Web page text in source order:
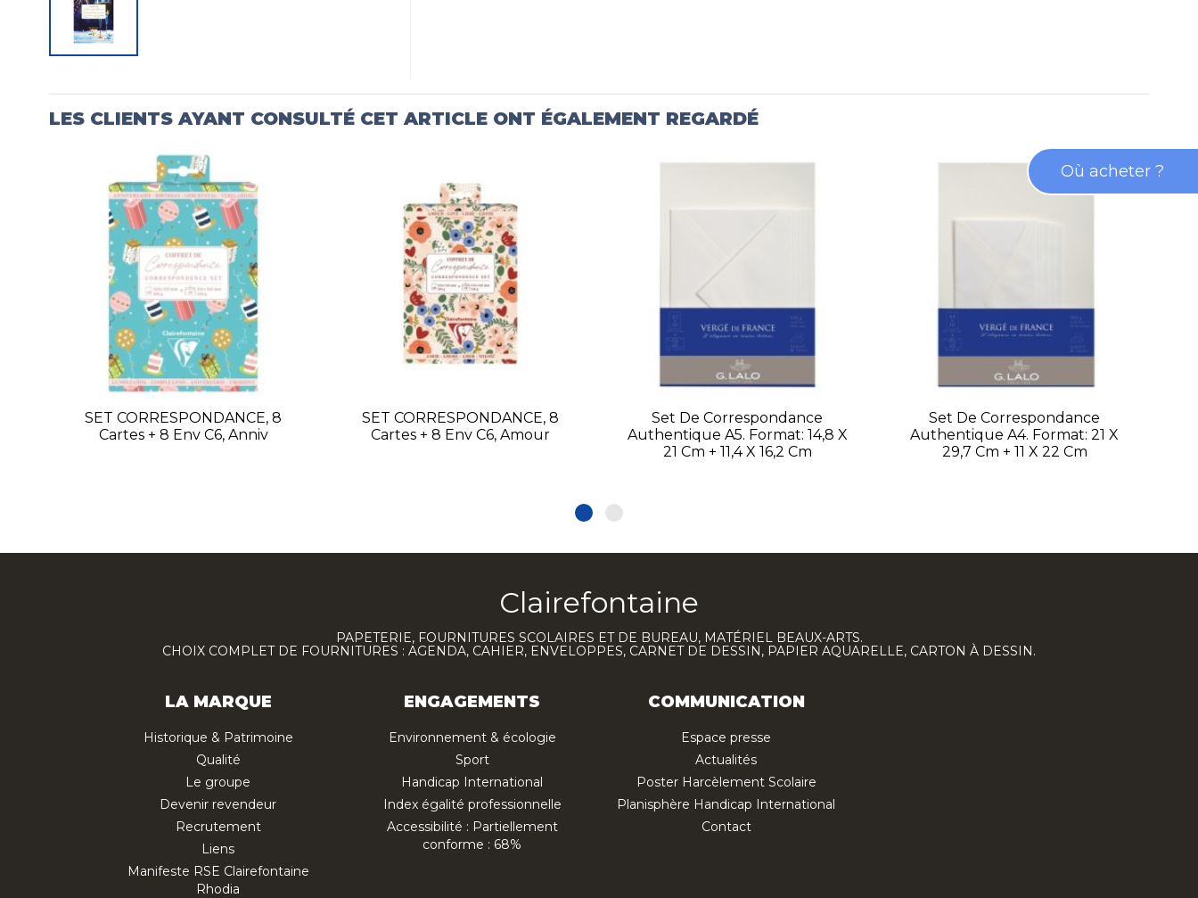
LES CLIENTS AYANT CONSULTÉ CET ARTICLE ONT ÉGALEMENT REGARDÉ
SET CORRESPONDANCE, 8
Cartes + 8 Env C6, Anniv
SET CORRESPONDANCE, 8
Cartes + 8 Env C6, Amour
Set De Correspondance
Authentique A5. Format: 14,8 X
21 Cm + 11,4 X 16,2 Cm
Set De Correspondance
Authentique A4. Format: 21 X
29,7 Cm + 11 X 22 Cm
Clairefontaine
PAPETERIE, FOURNITURES SCOLAIRES ET DE BUREAU, MATÉRIEL BEAUX-ARTS.
CHOIX COMPLET DE FOURNITURES : AGENDA, CAHIER, ENVELOPPES, CARNET DE DESSIN, PAPIER AQUARELLE, CARTON À DESSIN.
LA MARQUE
Historique & Patrimoine
Qualité
Le groupe
Devenir revendeur
Recrutement
Liens
Manifeste RSE Clairefontaine
Rhodia
ENGAGEMENTS
Environnement & écologie
Sport
Handicap International
Index égalité professionnelle
Accessibilité : Partiellement
conforme : 68%
COMMUNICATION
Espace presse
Actualités
Poster Harcèlement Scolaire
Planisphère Handicap International
Contact
Où acheter ?